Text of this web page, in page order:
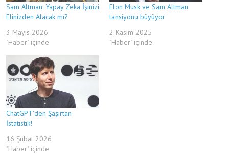
Sam Altman: Yapay Zeka İşinizi
Elinizden Alacak mı?
3 Mayıs 2026
"Haber" içinde
Elon Musk ve Sam Altman
tansiyonu büyüyor
2 Kasım 2025
"Haber" içinde
ChatGPT’den Şaşırtan
İstatistik!
16 Şubat 2026
"Haber" içinde